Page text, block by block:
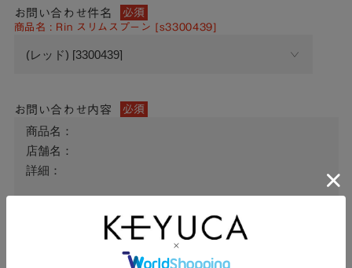
お問い合わせ件名 必須
商品名 : Rin スリムスプーン [s3300439]
お問い合わせ内容 必須